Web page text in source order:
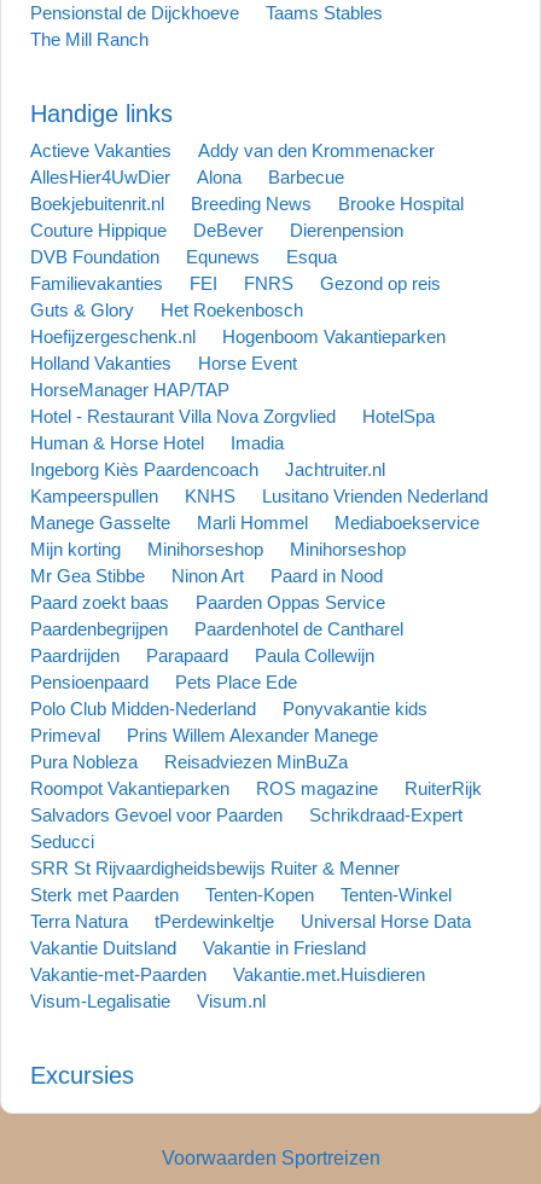
Pensionstal de Dijckhoeve
Taams Stables
The Mill Ranch
Handige links
Actieve Vakanties
Addy van den Krommenacker
AllesHier4UwDier
Alona
Barbecue
Boekjebuitenrit.nl
Breeding News
Brooke Hospital
Couture Hippique
DeBever
Dierenpension
DVB Foundation
Equnews
Esqua
Familievakanties
FEI FNRS
Gezond op reis
Guts & Glory
Het Roekenbosch
Hoefijzergeschenk.nl
Hogenboom Vakantieparken
Holland Vakanties
Horse Event
HorseManager HAP/TAP
Hotel - Restaurant Villa Nova Zorgvlied
HotelSpa
Human & Horse Hotel
Imadia
Ingeborg Kiès Paardencoach
Jachtruiter.nl
Kampeerspullen
KNHS
Lusitano Vrienden Nederland
Manege Gasselte
Marli Hommel
Mediaboekservice
Mijn korting
Minihorseshop
Minihorseshop
Mr Gea Stibbe
Ninon Art
Paard in Nood
Paard zoekt baas
Paarden Oppas Service
Paardenbegrijpen
Paardenhotel de Cantharel
Paardrijden
Parapaard
Paula Collewijn
Pensioenpaard
Pets Place Ede
Polo Club Midden-Nederland
Ponyvakantie kids
Primeval
Prins Willem Alexander Manege
Pura Nobleza
Reisadviezen MinBuZa
Roompot Vakantieparken
ROS magazine
RuiterRijk
Salvadors Gevoel voor Paarden
Schrikdraad-Expert
Seducci
SRR St Rijvaardigheidsbewijs Ruiter & Menner
Sterk met Paarden
Tenten-Kopen
Tenten-Winkel
Terra Natura
tPerdewinkeltje
Universal Horse Data
Vakantie Duitsland
Vakantie in Friesland
Vakantie-met-Paarden
Vakantie.met.Huisdieren
Visum-Legalisatie
Visum.nl
Excursies
Voorwaarden Sportreizen